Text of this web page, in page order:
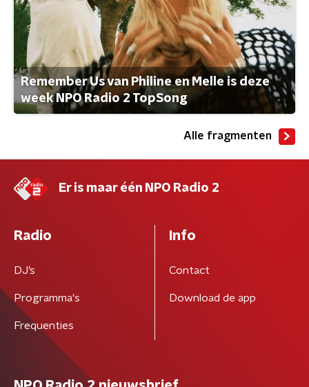
Remember Us van Philine en Melle is deze
week NPO Radio 2 TopSong
Alle fragmenten
Er is maar één NPO Radio 2
Radio
DJ’s
Programma's
Frequenties
Info
Contact
Download de app